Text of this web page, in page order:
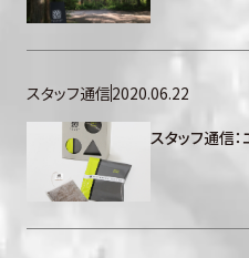
スタッフ通信2020.06.22
スタッフ通信